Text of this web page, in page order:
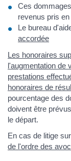
Ces
revenus pris
Le bureau
accordée
Les honoraires
l'augmentation de
prestations
honoraires de
pourcentage des
doivent être
le départ.
En cas de litige
de l'ordre des